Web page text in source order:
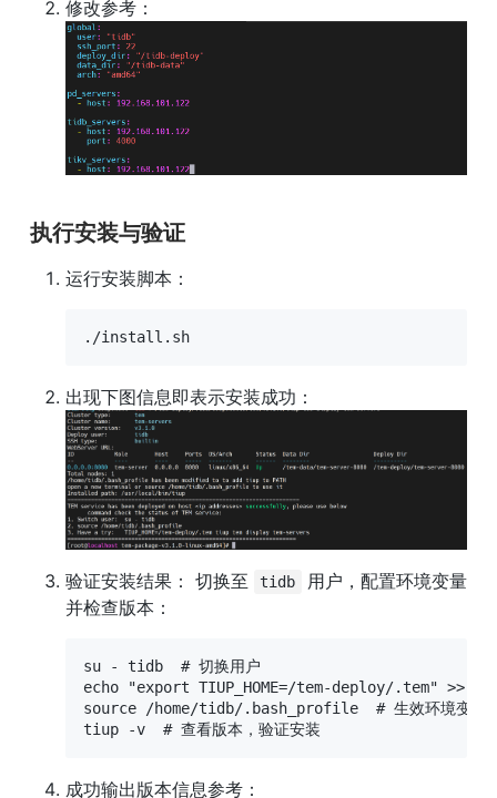
执行安装与验证
运行安装脚本：
./install.sh
验证安装结果： 切换至 tidb
用户，配置环境变量
并检查版本：
su - tidb  # 切换用户
echo "export TIUP_HOME=/tem-deploy/.tem" >>
source /home/tidb/.bash_profile  # 生效环境变量
tiup -v  # 查看版本，验证安装